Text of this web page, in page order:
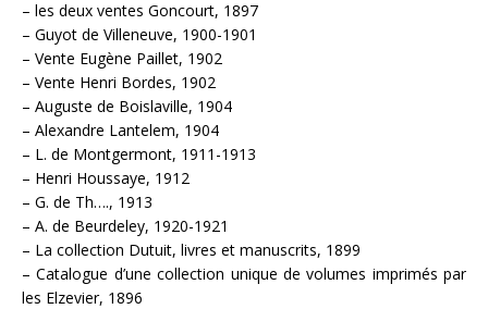
– les deux ventes Goncourt, 1897
– Guyot de Villeneuve, 1900-1901
– Vente Eugène Paillet, 1902
– Vente Henri Bordes, 1902
– Auguste de Boislaville, 1904
– Alexandre Lantelem, 1904
– L. de Montgermont, 1911-1913
– Henri Houssaye, 1912
– G. de Th…., 1913
– A. de Beurdeley, 1920-1921
– La collection Dutuit, livres et manuscrits, 1899
– Catalogue d’une collection unique de volumes imprimés par
les Elzevier, 1896